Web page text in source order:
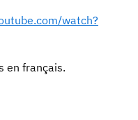
watch?
en français.